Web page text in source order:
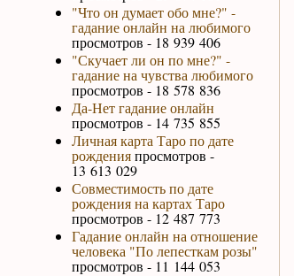
"Что он думает обо мне?" -
гадание онлайн на любимого
просмотров - 18 939 406
"Скучает ли он по мне?" -
гадание на чувства любимого
просмотров - 18 578 836
Да-Нет гадание онлайн
просмотров - 14 735 855
Личная карта Таро по дате
рожденияпросмотров -
13 613 029
Совместимость по дате
рождения на картах Таро
просмотров - 12 487 773
Гадание онлайн на отношение
человека "По лепесткам розы"
просмотров - 11 144 053